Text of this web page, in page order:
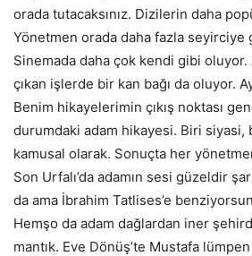
orada tutacaksınız. Dizilerin daha
Yönetmen orada daha fazla seyirciye
Sinemada daha çok kendi gibi oluyor.
çıkan işlerde bir kan bağı da oluyor.
Benim hikayelerimin çıkış noktası
durumdaki adam hikayesi. Biri siyasi,
kamusal olarak. Sonuçta her
Son Urfalı’da adamın sesi güzeldir
da ama İbrahim Tatlises’e benziyorsun
Hemşo da adam dağlardan iner
mantık. Eve Dönüş’te Mustafa